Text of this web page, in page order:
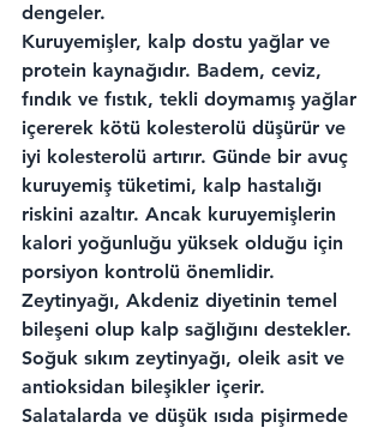
dengeler.
Kuruyemişler, kalp dostu yağlar ve
protein kaynağıdır. Badem, ceviz,
fındık ve fıstık, tekli doymamış yağlar
içererek kötü kolesterolü düşürür ve
iyi kolesterolü artırır. Günde bir avuç
kuruyemiş tüketimi, kalp hastalığı
riskini azaltır. Ancak kuruyemişlerin
kalori yoğunluğu yüksek olduğu için
porsiyon kontrolü önemlidir.
Zeytinyağı, Akdeniz diyetinin temel
bileşeni olup kalp sağlığını destekler.
Soğuk sıkım zeytinyağı, oleik asit ve
antioksidan bileşikler içerir.
Salatalarda ve düşük ısıda pişirmede